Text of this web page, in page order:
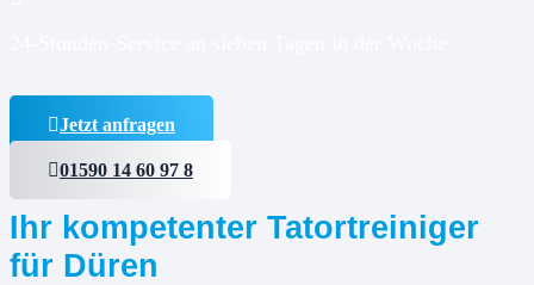
Jetzt anfragen
01590 14 60 97 8
Ihr kompetenter Tatortreiniger
für Düren